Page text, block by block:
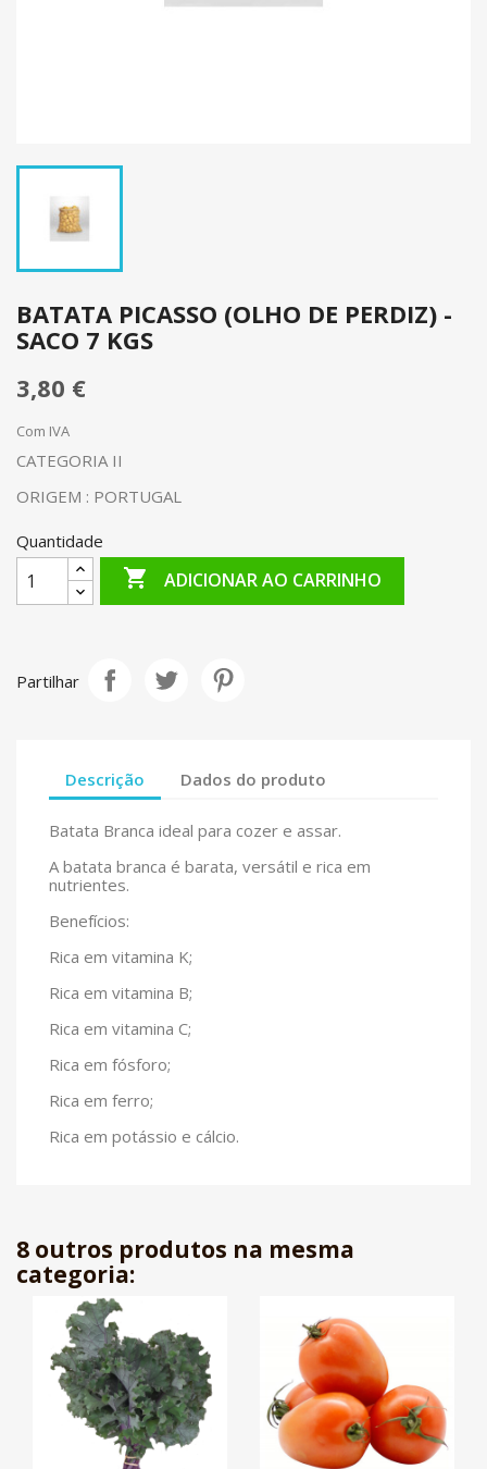
BATATA PICASSO (OLHO DE PERDIZ) -
SACO 7 KGS
3,80 €
Com IVA
CATEGORIA II
ORIGEM : PORTUGAL
Quantidade
 ADICIONAR AO CARRINHO
Partilhar
Descrição Dados do produto
Batata Branca ideal para cozer e assar.
A batata branca é barata, versátil e rica em
nutrientes.
Benefícios:
Rica em vitamina K;
Rica em vitamina B;
Rica em vitamina C;
Rica em fósforo;
Rica em ferro;
Rica em potássio e cálcio.
8 outros produtos na mesma
categoria: